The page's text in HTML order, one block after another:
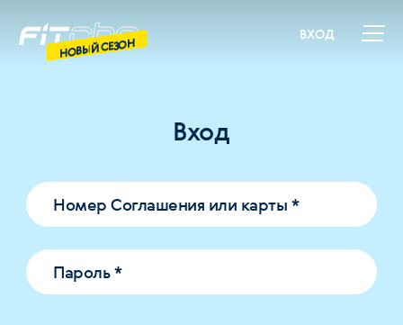
НОВЫЙ СЕЗОН
ВХОД
Вход
Номер Соглашения или карты *
Пароль*